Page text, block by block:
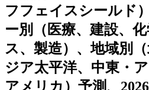
フフェイスシールド
ー別（医療、建設、
ス、製造）、地域別
ジア太平洋、中東・
アメリカ）予測、